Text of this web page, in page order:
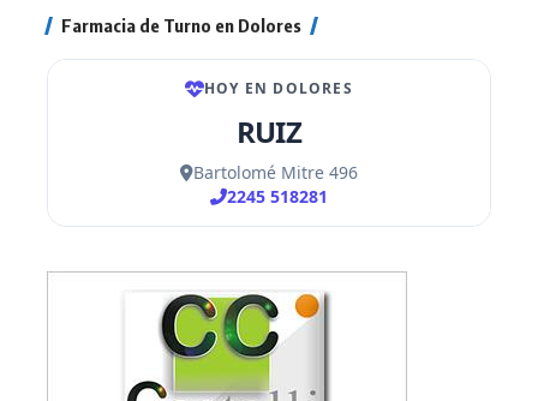
Farmacia de Turno en Dolores